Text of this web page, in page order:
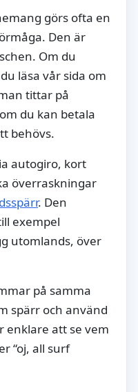
görs ofta en
Den är
Om du
läsa vår sida om
tittar på
du kan betala
behövs.
autogiro, kort
överraskningar
. Den
exempel
utomlands, över
på samma
spärr och använd
enklare att se vem
“oj, all surf